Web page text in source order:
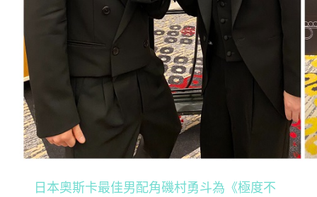
日本奧斯卡最佳男配角磯村勇斗為《極度不